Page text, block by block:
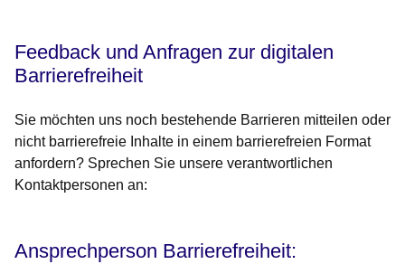
Feedback und Anfragen zur digitalen
Barrierefreiheit
Sie möchten uns noch bestehende Barrieren mitteilen oder
nicht barrierefreie Inhalte in einem barrierefreien Format
anfordern? Sprechen Sie unsere verantwortlichen
Kontaktpersonen an:
Ansprechperson Barrierefreiheit: